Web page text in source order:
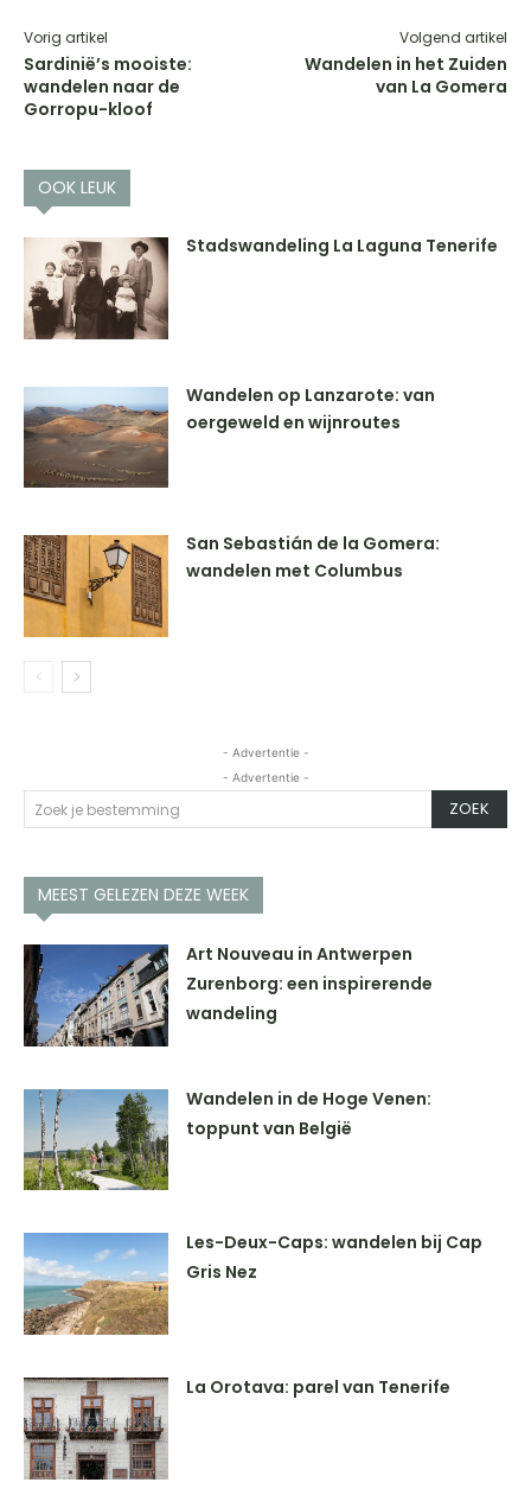
Vorig artikel
Sardinië’s mooiste:
wandelen naar de
Gorropu-kloof
Volgend artikel
Wandelen in het Zuiden
van La Gomera
OOK LEUK
Stadswandeling La Laguna Tenerife
Wandelen op Lanzarote: van
oergeweld en wijnroutes
San Sebastián de la Gomera:
wandelen met Columbus
- Advertentie -
- Advertentie -
Zoek je bestemming ZOEK
MEEST GELEZEN DEZE WEEK
Art Nouveau in Antwerpen
Zurenborg: een inspirerende
wandeling
Wandelen in de Hoge Venen:
toppunt van België
Les-Deux-Caps: wandelen bij Cap
Gris Nez
La Orotava: parel van Tenerife